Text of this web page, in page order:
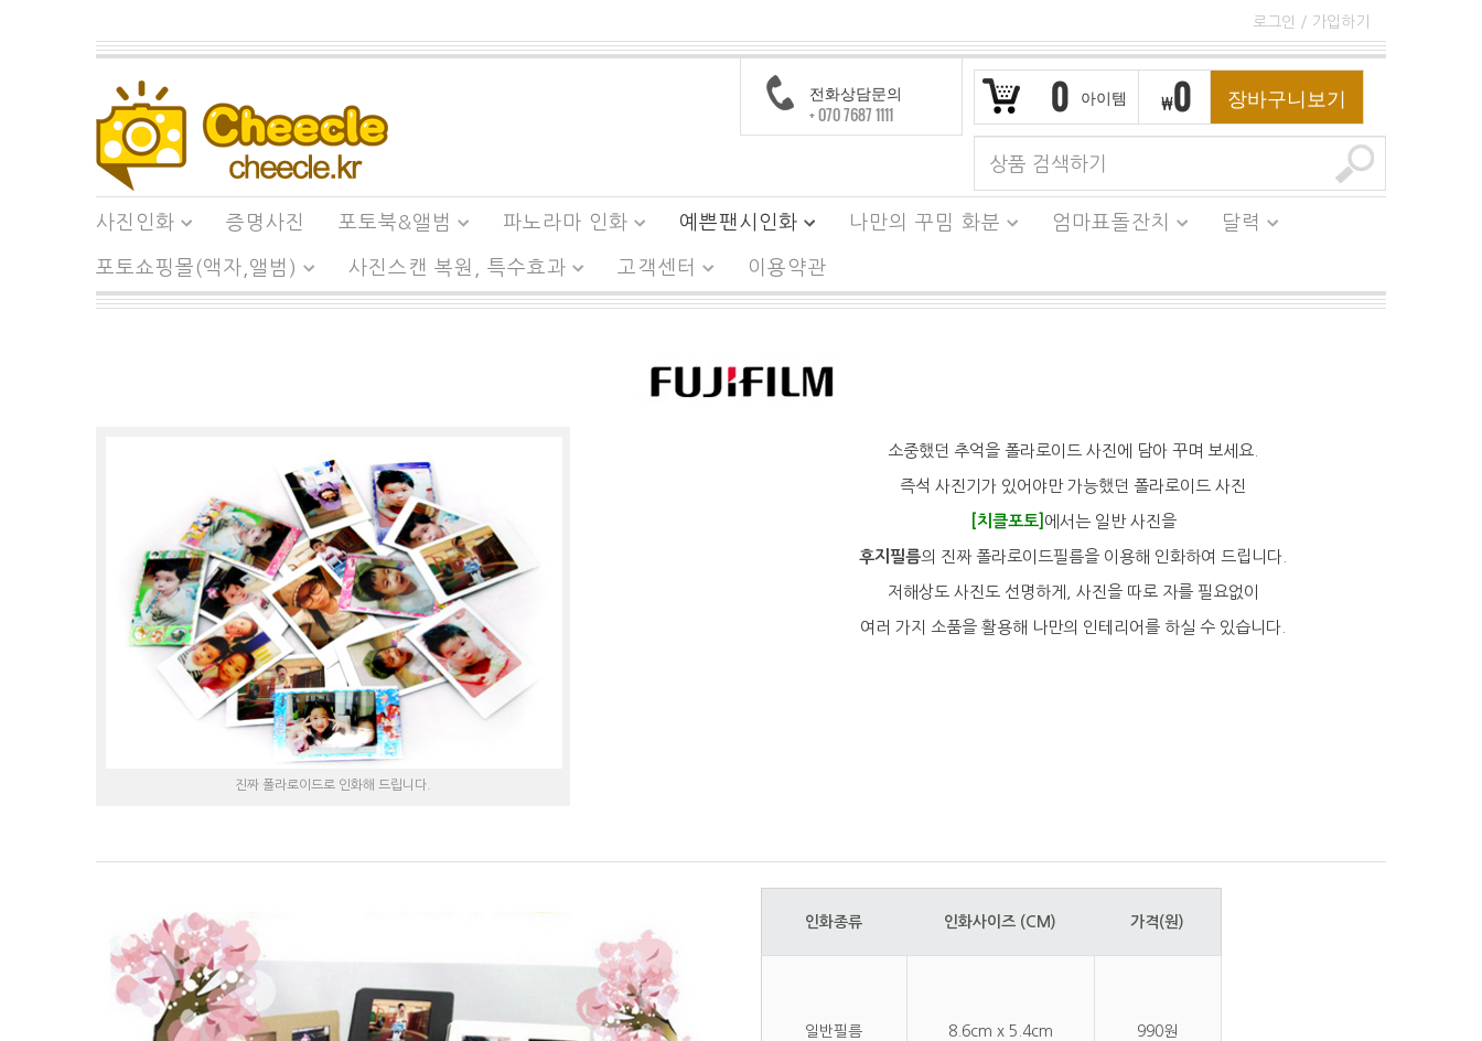
로그인 / 가입하기
0 아이템 ₩0 장바구니보기
전화상담문의
+ 070 7687 1111
사진인화 증명사진 포토북&앨범 파노라마 인화 예쁜팬시인화 나만의 꾸밈 화분 엄마표돌잔치 달력
포토쇼핑몰(액자,앨범) 사진스캔 복원, 특수효과 고객센터 이용약관
진짜 폴라로이드로 인화해 드립니다.
소중했던 추억을 폴라로이드 사진에 담아 꾸며 보세요.
즉석 사진기가 있어야만 가능했던 폴라로이드 사진
[치클포토] 에서는 일반 사진을
후지필름의 진짜 폴라로이드필름을 이용해 인화하여 드립니다.
저해상도 사진도 선명하게, 사진을 따로 자를 필요없이
여러 가지 소품을 활용해 나만의 인테리어를 하실 수 있습니다.
인화종류 인화사이즈 (CM) 가격(원)
일반필름 8.6cm x 5.4cm 990원